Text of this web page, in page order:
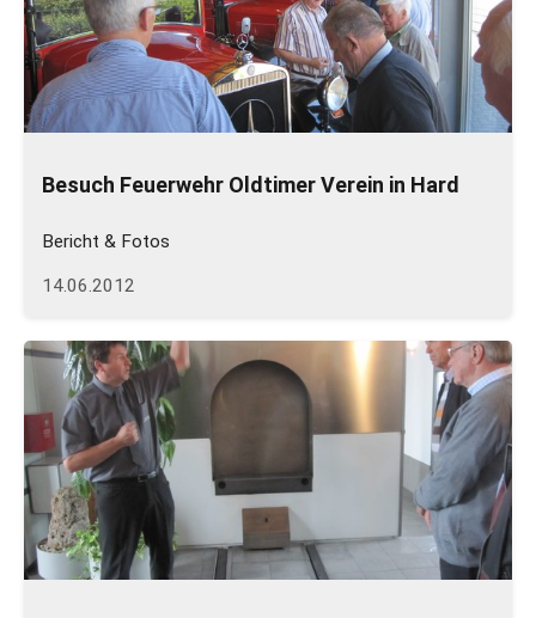
Besuch Feuerwehr Oldtimer Verein in Hard
Bericht & Fotos
14.06.2012